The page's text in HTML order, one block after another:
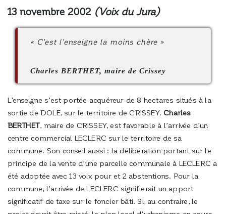
13 novembre 2002 (Voix du Jura)
« C’est l’enseigne la moins chère »
Charles BERTHET, maire de Crissey
L’enseigne s’est portée acquéreur de 8 hectares situés à la
sortie de DOLE, sur le territoire de CRISSEY.Charles
BERTHET , maire de CRISSEY, est favorable à l’arrivée d’un
centre commercial LECLERC sur le territoire de sa
commune. Son conseil aussi : la délibération portant sur le
principe de la vente d’une parcelle communale à LECLERC a
été adoptée avec 13 voix pour et 2 abstentions. Pour la
commune, l’arrivée de LECLERC signifierait un apport
significatif de taxe sur le foncier bâti. Si, au contraire, le